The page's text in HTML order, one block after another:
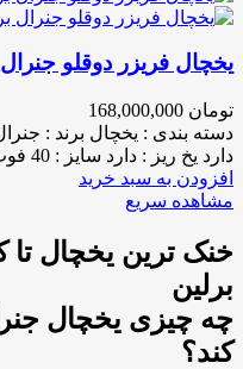
یخچال فریزر دوقلو جنرال برلین 40 فوت
تومان
دسته بندی : یخچال برند :
دارد یخ ریز : دارد سایز : 40 فوت کشوره سازنده : المان منتاژ : چین
افزودن به سبد خرید
مشاهده سریع
خنک ترین یخچال تا
برلین
چه چیزی یخچال
کند؟